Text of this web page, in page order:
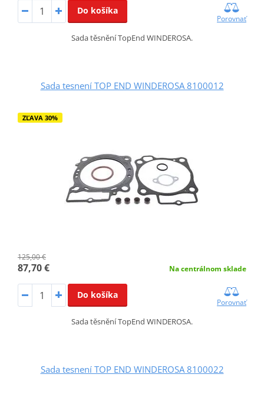
Do košíka
Porovnať
Sada těsnění TopEnd WINDEROSA.
Sada tesnení TOP END WINDEROSA 8100012
ZĽAVA 30%
125,00 €
87,70 € Na centrálnom sklade
Do košíka
Porovnať
Sada těsnění TopEnd WINDEROSA.
Sada tesnení TOP END WINDEROSA 8100022